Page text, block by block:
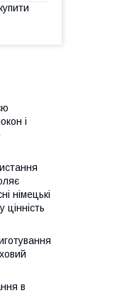
і
німецькі
в